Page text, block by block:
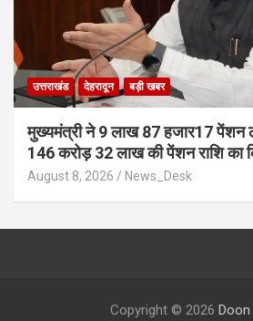
उत्तराखंड देहरादून बड़ी खबर
मुख्यमंत्री ने 9 लाख 87 हजार17 पेंशन
146 करोड़ 32 लाख की पेंशन राशि का
August 8, 2026 News_Desk
Copyright © 2026 Doon